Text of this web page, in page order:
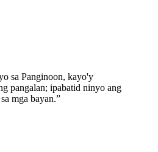
sa Panginoon, kayo'y
pangalan; ipabatid ninyo ang
mga bayan.”